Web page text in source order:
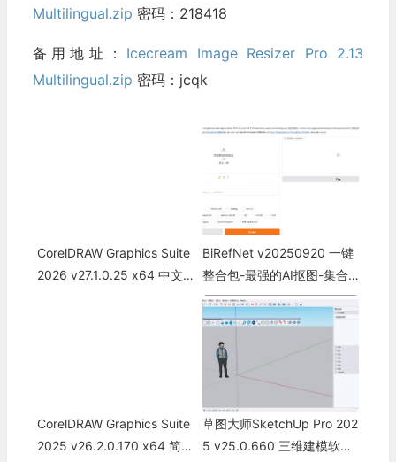
Multilingual.zip 密码：218418
备用地址： Icecream Image Resizer Pro 2.13
Multilingual.zip 密码：jcqk
CorelDRAW Grарhics Suitе
2026 v27.1.0.25 x64 中文
BiRefNet v20250920 一键
整合包-最强的AI抠图-集合
了15种抠图模型
CorelDRAW Graphics Suite
2025 v26.2.0.170 x64 简体
草图大师SketchUp Pro 202
5 v25.0.660 三维建模软件